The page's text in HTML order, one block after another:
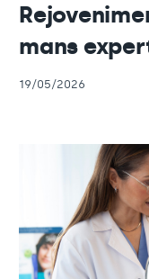
mans
19/05/2026